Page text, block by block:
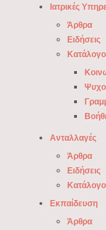
Ιατρικές
Άρθρα
Ειδήσεις
Ανταλλαγές
Άρθρα
Ειδήσεις
Εκπαίδευση
Άρθρα